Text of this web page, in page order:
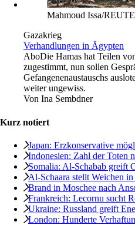
Mahmoud Issa/
Gazakrieg
Verhandlungen in Ägypten
AboDie Hamas hat Teilen
zugestimmt, nun sollen
Gefangenenaustauschs
weiter ungewiss.
Von Ina Sembdner
Kurz notiert
Japan: Erzkonservative
Indonesien: Zahl der Toten
Somalia: Al-Schabab greift
Al-Schaara stellt Weichen
Brand in Moschee nach
Frankreich: Lecornu sucht
Ukraine: Russland greift
London: Hunderte